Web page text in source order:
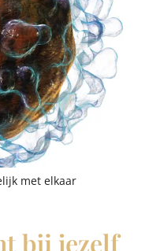
met elkaar
bij jezelf